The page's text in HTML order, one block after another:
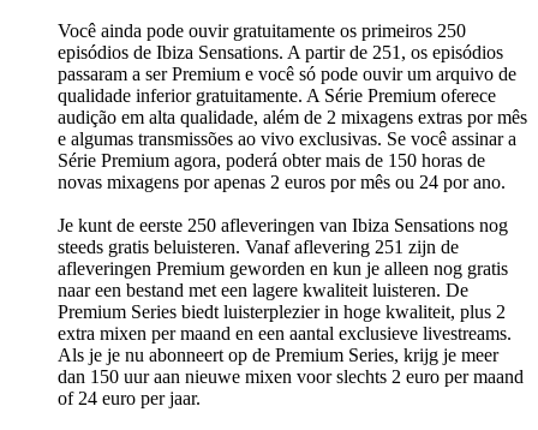
Você ainda pode ouvir gratuitamente os primeiros 250
episódios de Ibiza Sensations. A partir de 251, os episódios
passaram a ser Premium e você só pode ouvir um arquivo de
qualidade inferior gratuitamente. A Série Premium oferece
audição em alta qualidade, além de 2 mixagens extras por mês
e algumas transmissões ao vivo exclusivas. Se você assinar a
Série Premium agora, poderá obter mais de 150 horas de
novas mixagens por apenas 2 euros por mês ou 24 por ano.
Je kunt de eerste 250 afleveringen van Ibiza Sensations nog
steeds gratis beluisteren. Vanaf aflevering 251 zijn de
afleveringen Premium geworden en kun je alleen nog gratis
naar een bestand met een lagere kwaliteit luisteren. De
Premium Series biedt luisterplezier in hoge kwaliteit, plus 2
extra mixen per maand en een aantal exclusieve livestreams.
Als je je nu abonneert op de Premium Series, krijg je meer
dan 150 uur aan nieuwe mixen voor slechts 2 euro per maand
of 24 euro per jaar.